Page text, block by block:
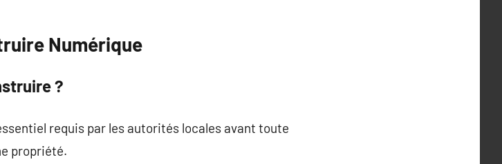
Numérique
?
requis par les autorités locales avant toute
propriété.